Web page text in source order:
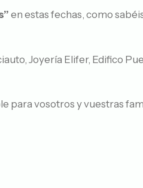
en estas fechas, como
Joyería Elifer, Edifico
para vosotros y vuestras